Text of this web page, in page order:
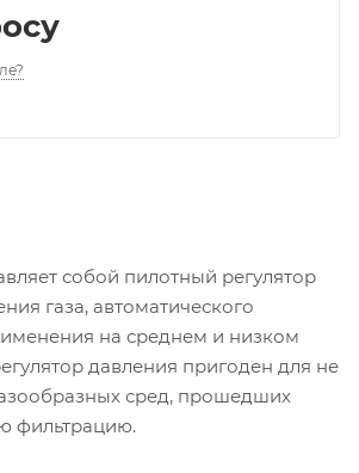
собой пилотный регулятор
газа, автоматического
на среднем и низком
давления пригоден для не
сред, прошедших
фильтрацию.